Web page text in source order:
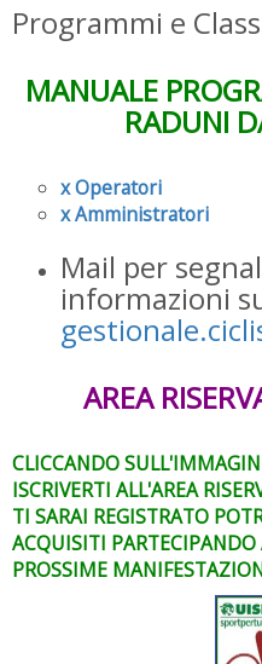
Programmi e
MANUALE
RADUNI
x Operatori
x Amministratori
Mail per
informazioni
AREA
CLICCANDO
ISCRIVERTI ALL'AREA
TI SARAI REGISTRATO
ACQUISITI PARTECIPANDO
PROSSIME